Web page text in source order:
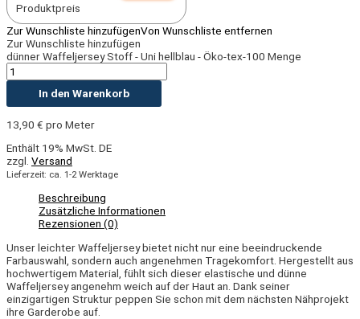
Produktpreis
Zur Wunschliste hinzufügenVon Wunschliste entfernen
Zur Wunschliste hinzufügen
dünner Waffeljersey Stoff - Uni hellblau - Öko-tex-100 Menge
In den Warenkorb
13,90 € pro Meter
Enthält 19% MwSt. DE
zzgl. Versand
Lieferzeit: ca. 1-2 Werktage
Beschreibung
Zusätzliche Informationen
Rezensionen (0)
Unser leichter Waffeljersey bietet nicht nur eine beeindruckende
Farbauswahl, sondern auch angenehmen Tragekomfort. Hergestellt aus
hochwertigem Material, fühlt sich dieser elastische und dünne
Waffeljersey angenehm weich auf der Haut an. Dank seiner
einzigartigen Struktur peppen Sie schon mit dem nächsten Nähprojekt
ihre Garderobe auf.